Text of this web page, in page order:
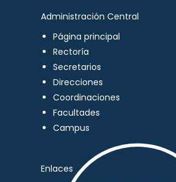
Administración Central
Página principal
Rectoría
Secretarios
Direcciones
Coordinaciones
Facultades
Campus
Enlaces